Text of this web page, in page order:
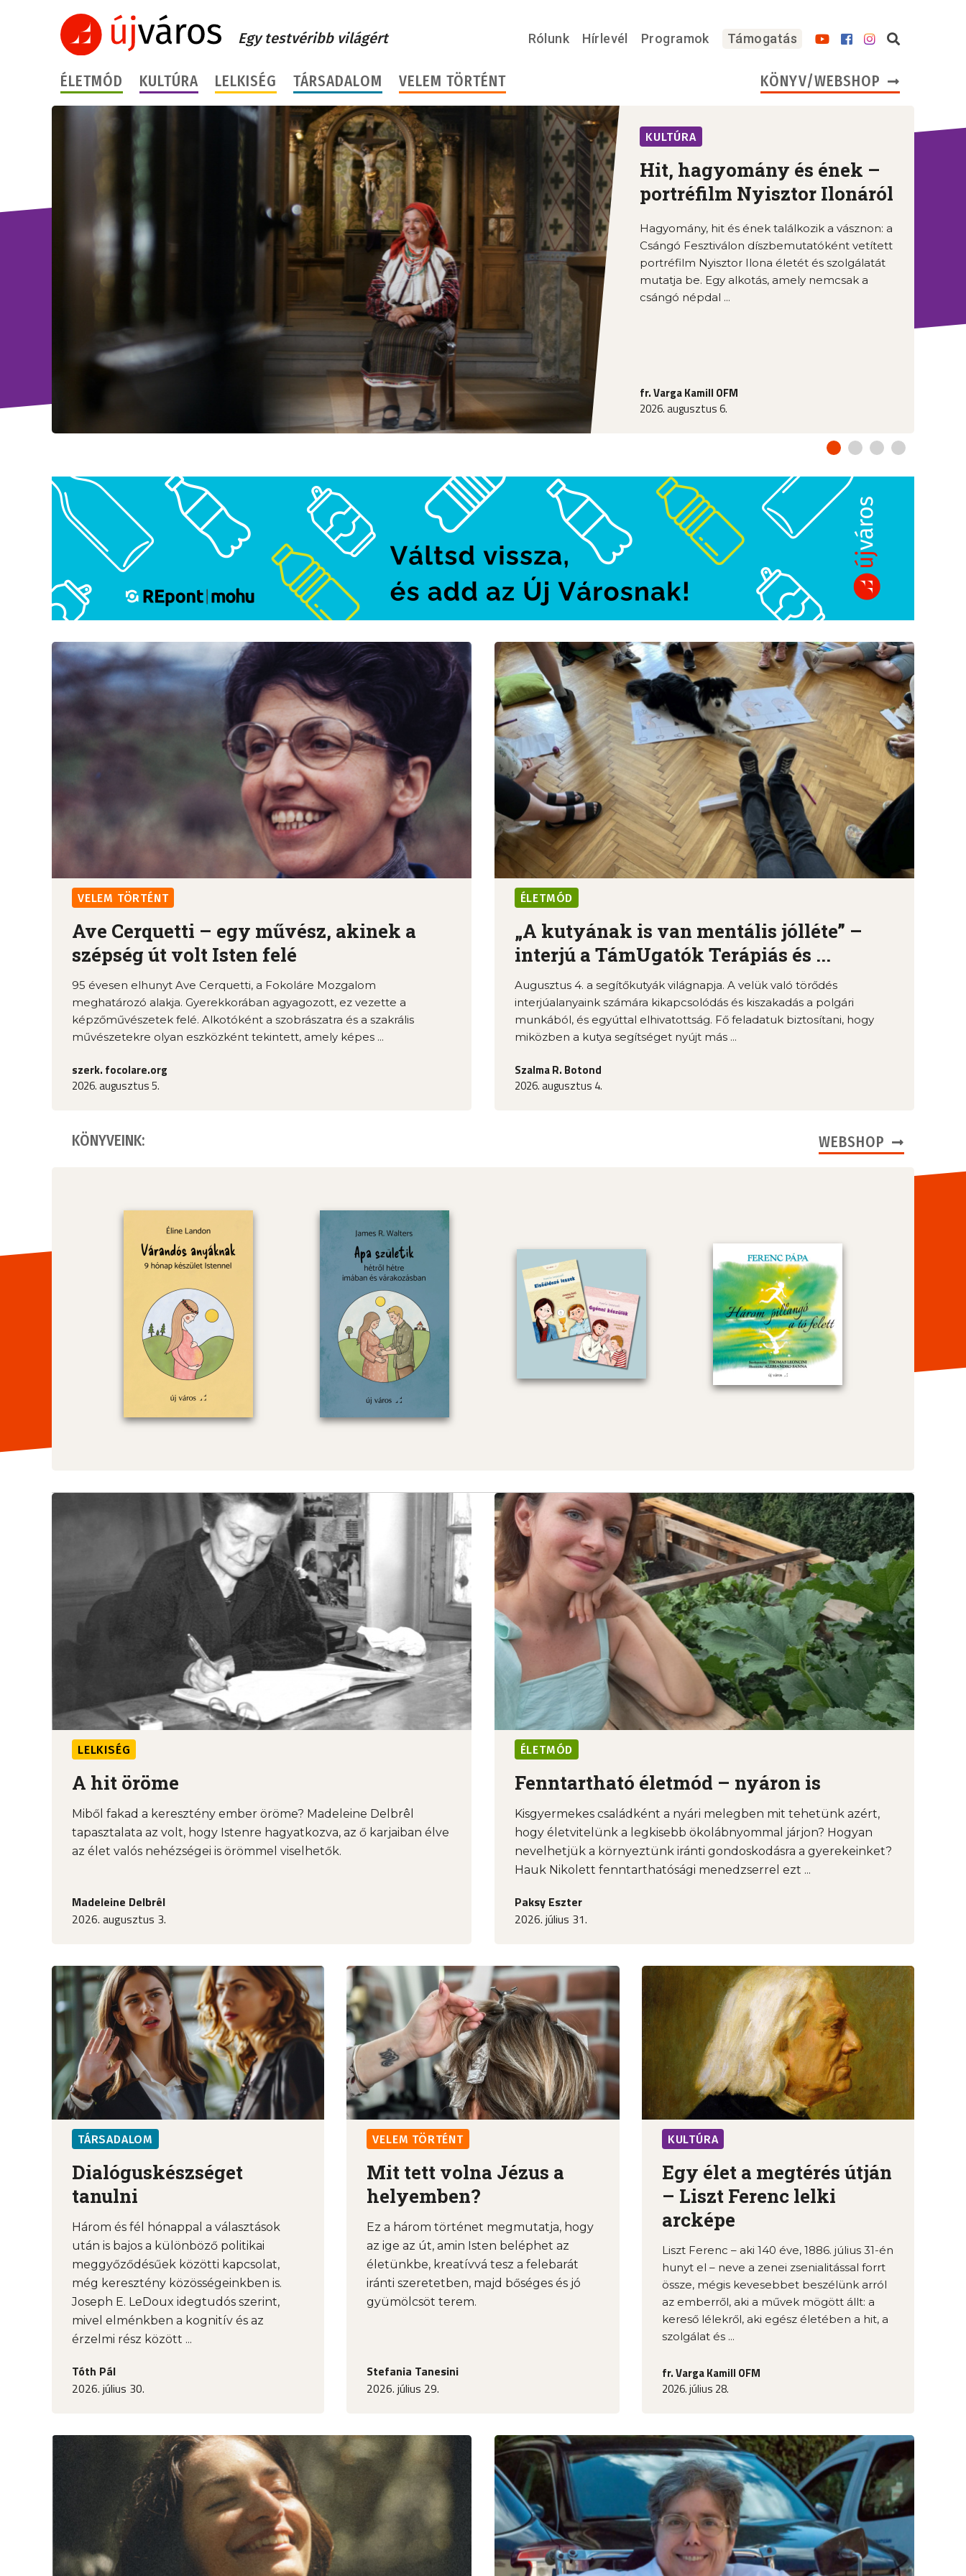
Egy testvéribb világért Rólunk Hírlevél Programok Támogatás
ÉLETMÓD KULTÚRA LELKISÉG TÁRSADALOM VELEM TÖRTÉNT KÖNYV/WEBSHOP
KULTÚRA
Hit, hagyomány és ének –
portréfilm Nyisztor Ilonáról
Hagyomány, hit és ének találkozik a vásznon: a
Csángó Fesztiválon díszbemutatóként vetített
portréfilm Nyisztor Ilona életét és szolgálatát
mutatja be. Egy alkotás, amely nemcsak a
csángó népdal ...
fr. Varga Kamill OFM
2026. augusztus 6.
VELEM TÖRTÉNT
Ave Cerquetti – egy művész, akinek a
szépség út volt Isten felé
95 évesen elhunyt Ave Cerquetti, a Fokoláre Mozgalom
meghatározó alakja. Gyerekkorában agyagozott, ez vezette a
képzőművészetek felé. Alkotóként a szobrászatra és a szakrális
művészetekre olyan eszközként tekintett, amely képes ...
szerk. focolare.org
2026. augusztus 5.
ÉLETMÓD
„A kutyának is van mentális jólléte” –
interjú a TámUgatók Terápiás és ...
Augusztus 4. a segítőkutyák világnapja. A velük való törődés
interjúalanyaink számára kikapcsolódás és kiszakadás a polgári
munkából, és egyúttal elhivatottság. Fő feladatuk biztosítani, hogy
miközben a kutya segítséget nyújt más ...
Szalma R. Botond
2026. augusztus 4.
KÖNYVEINK: WEBSHOP
LELKISÉG
A hit öröme
Miből fakad a keresztény ember öröme? Madeleine Delbrêl
tapasztalata az volt, hogy Istenre hagyatkozva, az ő karjaiban élve
az élet valós nehézségei is örömmel viselhetők.
Madeleine Delbrêl
2026. augusztus 3.
ÉLETMÓD
Fenntartható életmód – nyáron is
Kisgyermekes családként a nyári melegben mit tehetünk azért,
hogy életvitelünk a legkisebb ökolábnyommal járjon? Hogyan
nevelhetjük a környeztünk iránti gondoskodásra a gyerekeinket?
Hauk Nikolett fenntarthatósági menedzserrel ezt ...
Paksy Eszter
2026. július 31.
TÁRSADALOM
Dialóguskészséget
tanulni
Három és fél hónappal a választások
után is bajos a különböző politikai
meggyőződésűek közötti kapcsolat,
még keresztény közösségeinkben is.
Joseph E. LeDoux idegtudós szerint,
mivel elménkben a kognitív és az
érzelmi rész között ...
Tóth Pál
2026. július 30.
VELEM TÖRTÉNT
Mit tett volna Jézus a
helyemben?
Ez a három történet megmutatja, hogy
az ige az út, amin Isten beléphet az
életünkbe, kreatívvá tesz a felebarát
iránti szeretetben, majd bőséges és jó
gyümölcsöt terem.
Stefania Tanesini
2026. július 29.
KULTÚRA
Egy élet a megtérés útján
– Liszt Ferenc lelki
arcképe
Liszt Ferenc – aki 140 éve, 1886. július 31-én
hunyt el – neve a zenei zsenialitással forrt
össze, mégis kevesebbet beszélünk arról
az emberről, aki a művek mögött állt: a
kereső lélekről, aki egész életében a hit, a
szolgálat és ...
fr. Varga Kamill OFM
2026. július 28.